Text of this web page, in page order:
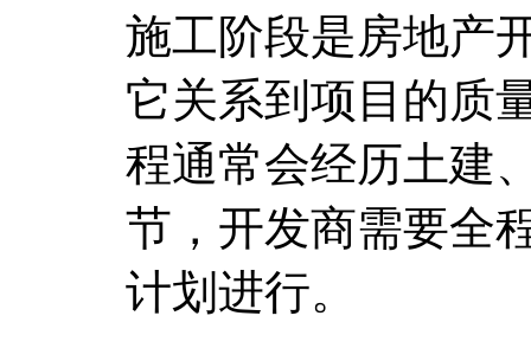
施工阶段是房地产
它关系到项目的质
程通常会经历土建
节，开发商需要全
计划进行。